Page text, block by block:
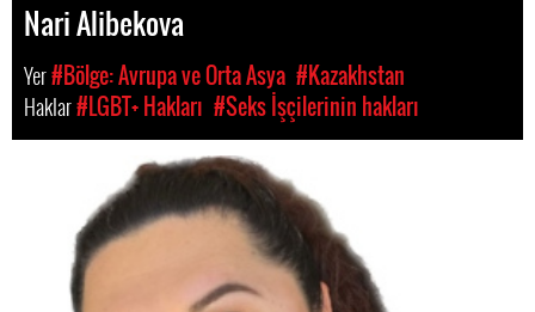
Nari Alibekova
Yer#Bölge: Avrupa ve Orta Asya #Kazakhstan
Haklar#LGBT+ Hakları #Seks İşçilerinin hakları